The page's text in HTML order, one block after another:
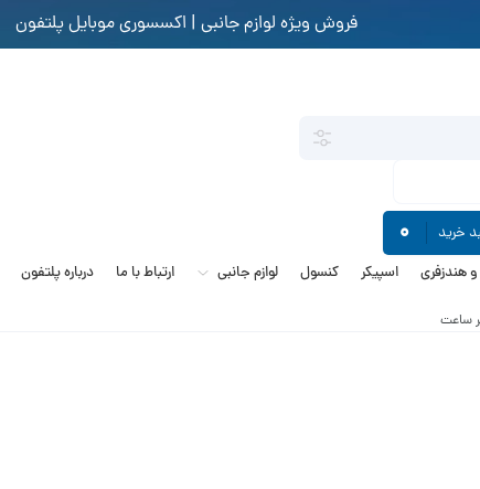
فروش ویژه لوازم جانبی | اکسسوری موبایل پلتفون
خرید 0
هندزفری اسپیکر کنسول لوازم جانبی ارتباط با ما درباره پلتفون